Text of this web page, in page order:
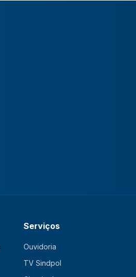
Serviços
Ouvidoria
TV Sindpol